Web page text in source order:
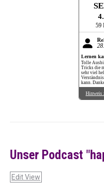
59
Lernen
Tolle
Tricks die
sehr viel
kann.
Hinweis
Unser Podcast
Edit View